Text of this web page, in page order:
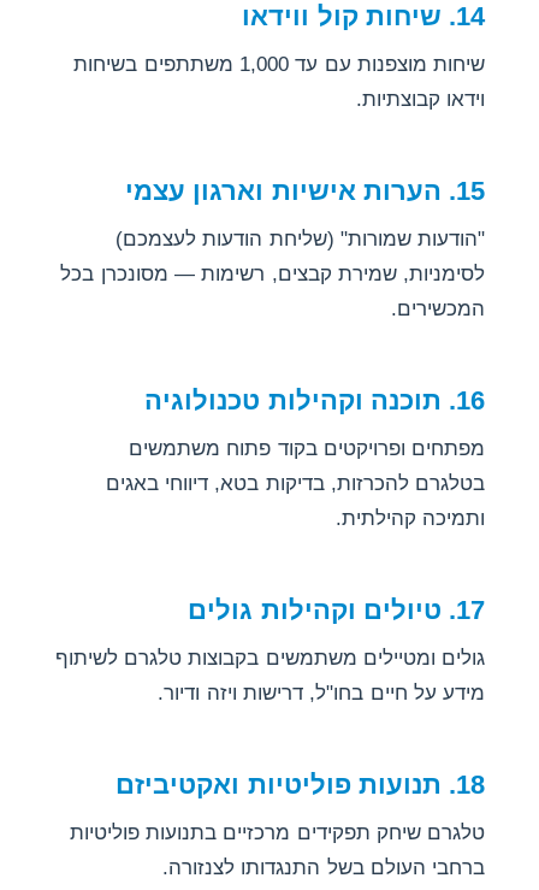
14. שיחות קול ווידאו
שיחות מוצפנות עם עד 1,000 משתתפים בשיחות
וידאו קבוצתיות.
15. הערות אישיות וארגון עצמי
"הודעות שמורות" (שליחת הודעות לעצמכם)
לסימניות, שמירת קבצים, רשימות — מסונכרן בכל
המכשירים.
16. תוכנה וקהילות טכנולוגיה
מפתחים ופרויקטים בקוד פתוח משתמשים
בטלגרם להכרזות, בדיקות בטא, דיווחי באגים
ותמיכה קהילתית.
17. טיולים וקהילות גולים
גולים ומטיילים משתמשים בקבוצות טלגרם לשיתוף
מידע על חיים בחו"ל, דרישות ויזה ודיור.
18. תנועות פוליטיות ואקטיביזם
טלגרם שיחק תפקידים מרכזיים בתנועות פוליטיות
ברחבי העולם בשל התנגדותו לצנזורה.